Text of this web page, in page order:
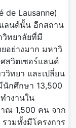
de Lausanne)
ลนด์นั้น อีกสถาน
วิทยาลัยที่มี
อย่างมาก มหาวิ
สวิตเซอร์แลนด์
วิทยา และเปลี่ยน
นักศึกษา 13,500
ำงานใน
ณ 1,500 คน จาก
วมทั้งมีโครงการ